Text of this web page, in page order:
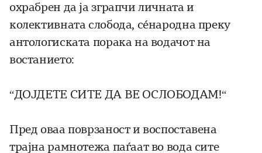
охрабрен да ја зграпчи личната и
колективната слобода, сéнародна преку
антологиската порака на водачот на
востанието:
“ДОЈДЕТЕ СИТЕ ДА ВЕ ОСЛОБОДАМ!“
Пред оваа поврзаност и воспоставена
трајна рамнотежа паѓаат во вода сите